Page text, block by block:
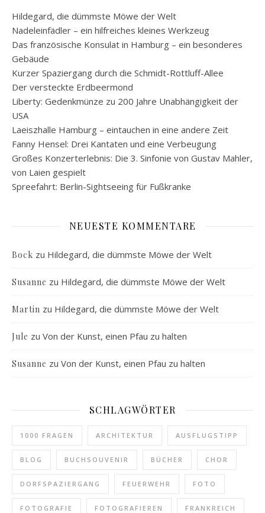
Hildegard, die dümmste Möwe der Welt
Nadeleinfädler – ein hilfreiches kleines Werkzeug
Das französische Konsulat in Hamburg – ein besonderes
Gebäude
Kurzer Spaziergang durch die Schmidt-Rottluff-Allee
Der versteckte Erdbeermond
Liberty: Gedenkmünze zu 200 Jahre Unabhängigkeit der
USA
Laeiszhalle Hamburg – eintauchen in eine andere Zeit
Fanny Hensel: Drei Kantaten und eine Verbeugung
Großes Konzerterlebnis: Die 3. Sinfonie von Gustav Mahler,
von Laien gespielt
Spreefahrt: Berlin-Sightseeing für Fußkranke
NEUESTE KOMMENTARE
Bock zu Hildegard, die dümmste Möwe der Welt
Susanne zu Hildegard, die dümmste Möwe der Welt
Martin zu Hildegard, die dümmste Möwe der Welt
Jule zu Von der Kunst, einen Pfau zu halten
Susanne zu Von der Kunst, einen Pfau zu halten
SCHLAGWÖRTER
1000 FRAGEN ARCHITEKTUR AUSFLUGSTIPP
BLOG BUCHSOUVENIR BÜCHER CHOR
DORFSPAZIERGANG FEUERWEHR FOTO
FOTOGRAFIE FOTOGRAFIEREN FRANKREICH